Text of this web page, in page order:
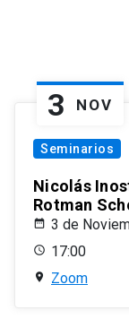
3 NOV
Seminarios
Nicolás
Rotman
3 de
17:00
Zoom